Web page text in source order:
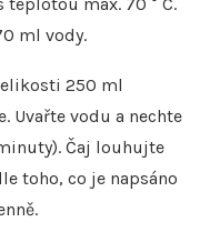
ml vody.
250 ml
Uvařte vodu a nechte
Čaj louhujte
toho, co je napsáno